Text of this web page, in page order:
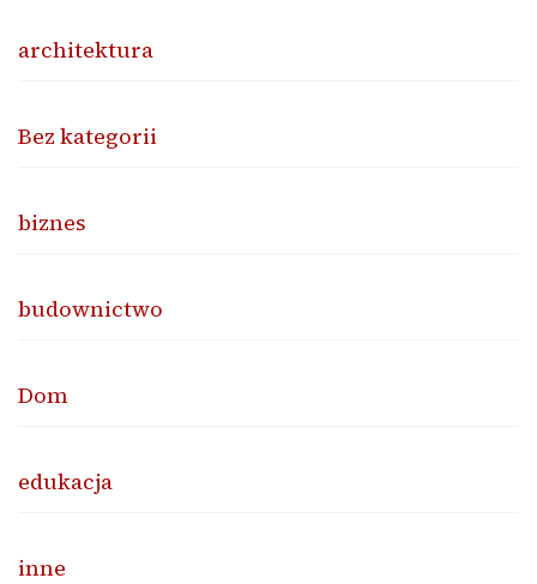
architektura
Bez kategorii
biznes
budownictwo
Dom
edukacja
inne